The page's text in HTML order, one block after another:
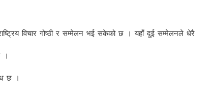
विचार गोष्ठी र सम्मेलन भई सकेको छ । यहाँ दुई सम्मेलनले धेरै
।
छ ।